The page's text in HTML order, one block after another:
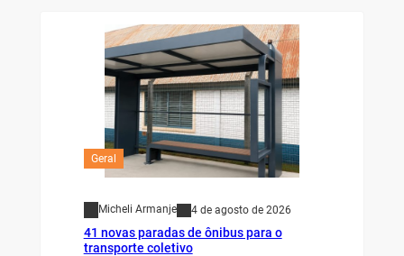
Geral
Micheli Armanje 4 de agosto de 2026
41 novas paradas de ônibus para o
transporte coletivo